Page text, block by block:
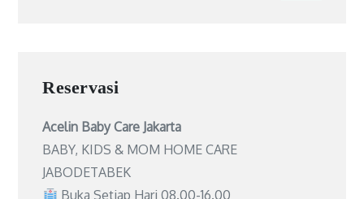
Reservasi
Acelin Baby Care Jakarta
BABY, KIDS & MOM HOME CARE
JABODETABEK
Buka Setiap Hari 08.00-16.00